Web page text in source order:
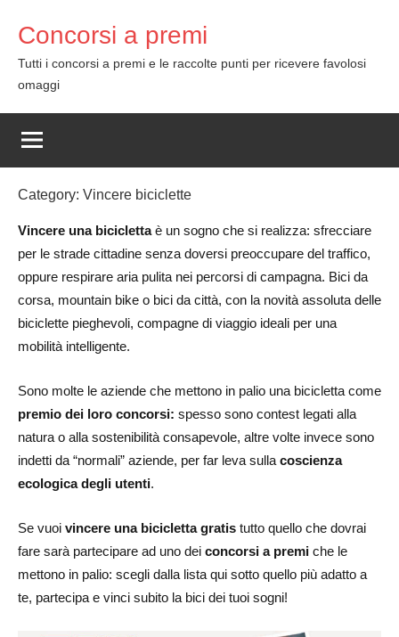
content
Concorsi a premi
Tutti i concorsi a premi e le raccolte punti per ricevere favolosi
omaggi
Category: Vincere biciclette
Vincere una biciclettaè un sogno che si realizza: sfrecciare
per le strade cittadine senza doversi preoccupare del traffico,
oppure respirare aria pulita nei percorsi di campagna. Bici da
corsa, mountain bike o bici da città, con la novità assoluta delle
biciclette pieghevoli, compagne di viaggio ideali per una
mobilità intelligente.
Sono molte le aziende che mettono in palio una bicicletta come
premio dei loro concorsi: spesso sono contest legati alla
natura o alla sostenibilità consapevole, altre volte invece sono
indetti da “normali” aziende, per far leva sulla coscienza
ecologica degli utenti.
Se vuoi vincere una bicicletta gratis tutto quello che dovrai
fare sarà partecipare ad uno dei concorsi a premi che le
mettono in palio: scegli dalla lista qui sotto quello più adatto a
te, partecipa e vinci subito la bici dei tuoi sogni!